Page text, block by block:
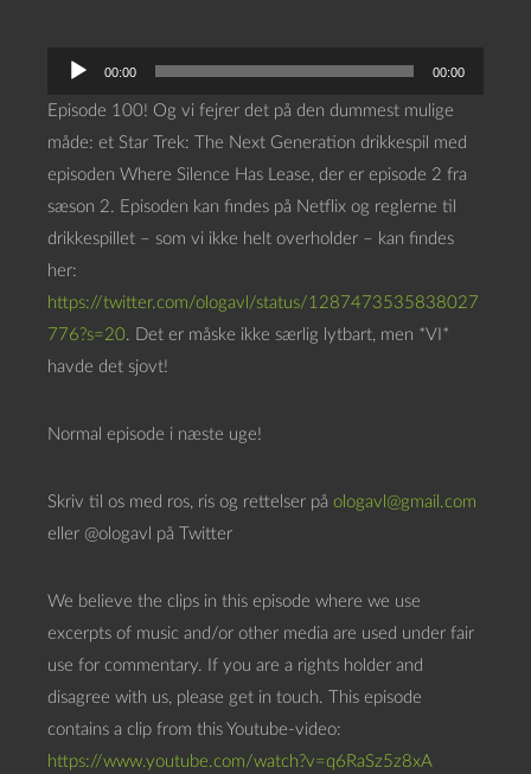
00:00 00:00
Episode 100! Og vi fejrer det på den dummest mulige
måde: et Star Trek: The Next Generation drikkespil med
episoden Where Silence Has Lease, der er episode 2 fra
sæson 2. Episoden kan findes på Netflix og reglerne til
drikkespillet – som vi ikke helt overholder – kan findes
her:
https://twitter.com/ologavl/status/1287473535838027
776?s=20. Det er måske ikke særlig lytbart, men *VI*
havde det sjovt!
Normal episode i næste uge!
Skriv til os med ros, ris og rettelser på ologavl@gmail.com
eller @ologavl på Twitter
We believe the clips in this episode where we use
excerpts of music and/or other media are used under fair
use for commentary. If you are a rights holder and
disagree with us, please get in touch. This episode
contains a clip from this Youtube-video:
https://www.youtube.com/watch?v=q6RaSz5z8xA